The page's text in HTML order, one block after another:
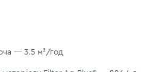
— 3.5 м³/год